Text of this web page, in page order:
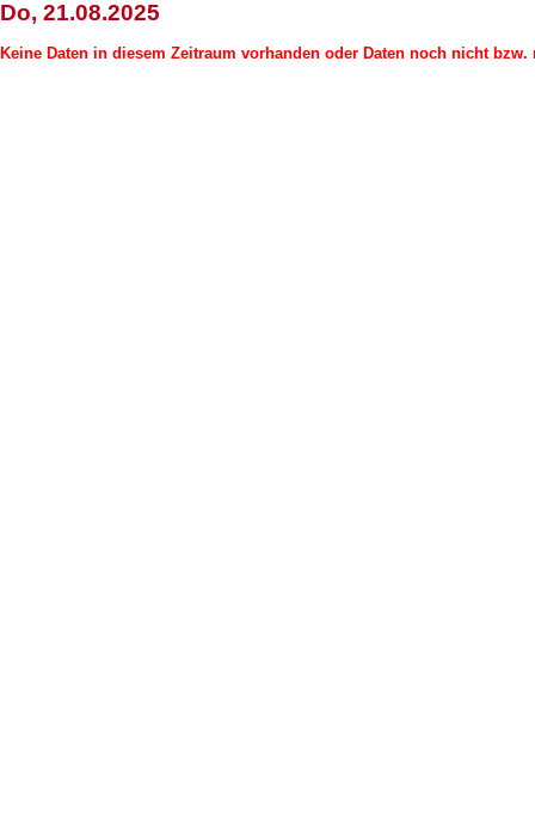
Do, 21.08.2025
Keine Daten in diesem Zeitraum vorhanden oder Daten noch nicht